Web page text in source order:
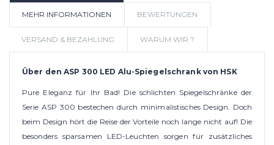
MEHR INFORMATIONEN BEWERTUNGEN
VERSAND & BEZAHLUNG WARUM WIR ?
Über den ASP 300 LED Alu-Spiegelschrank von HSK
Pure Eleganz für Ihr Bad! Die schlichten Spiegelschränke der
Serie ASP 300 bestechen durch minimalistisches Design. Doch
beim Design hört die Reise der Vorteile noch lange nicht auf! Die
besonders sparsamen LED-Leuchten sorgen für zusätzliches